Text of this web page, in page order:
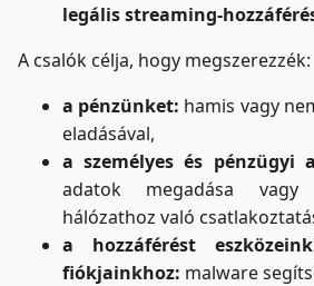
legális streaming-
A csalók célja, hogy megszerezzék:
a pénzünket: hamis vagy
eladásával,
a személyes és pénzügyi
adatok megadása
hálózathoz való
a hozzáférést
fiókjainkhoz: malware